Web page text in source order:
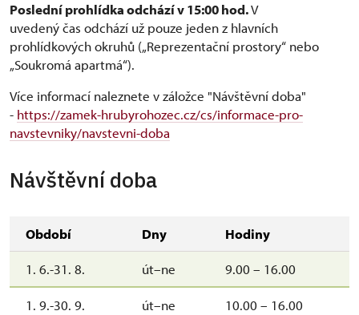
Poslední prohlídka odchází v 15:00 hod.V
uvedený čas odchází už pouze jeden z hlavních
prohlídkových okruhů („Reprezentační prostory“ nebo
„Soukromá apartmá“).
Více informací naleznete v záložce "Návštěvní doba"
- https://zamek-hrubyrohozec.cz/cs/informace-pro-
navstevniky/navstevni-doba
Návštěvní doba
Období Dny Hodiny
1. 6.-31. 8. út–ne 9.00 – 16.00
1. 9.-30. 9. út–ne 10.00 – 16.00